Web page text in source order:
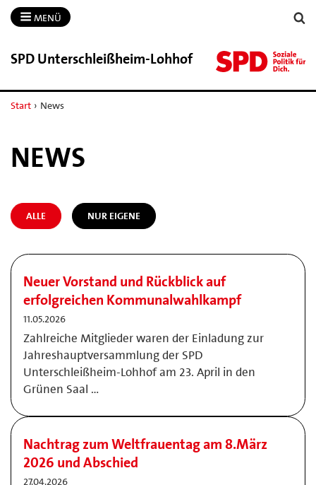
MENÜ
SPD Unterschleißheim-​Lohhof
Start › News
NEWS
ALLE NUR EIGENE
Neuer Vorstand und Rückblick auf
erfolgreichen Kommunalwahlkampf
11.05.2026
Zahlreiche Mitglieder waren der Einladung zur
Jahreshauptversammlung der SPD
Unterschleißheim-Lohhof am 23. April in den
Grünen Saal …
Nachtrag zum Weltfrauentag am 8.März
2026 und Abschied
27.04.2026